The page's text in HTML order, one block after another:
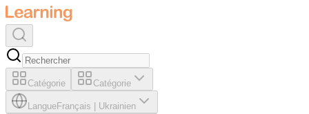
Catégorie Catégorie
LangueFrançais Ukrainien